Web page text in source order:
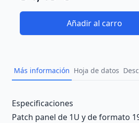
Añadir al carro
Más información Hoja de datos
Description
Especificaciones
Patch panel de 1U y de formato